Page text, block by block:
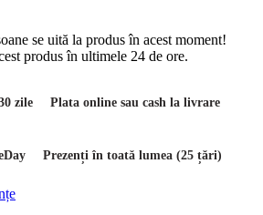
se uită la produs în acest moment!
produs în ultimele 24 de ore.
zile Plata online sau cash la livrare
Prezenți în toată lumea (25 țări)